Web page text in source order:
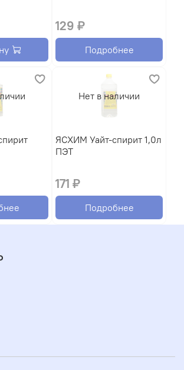
129 ₽
Подробнее
Нет в наличии
ЯСХИМ Уайт-спирит 1,0л
ПЭТ
171 ₽
Подробнее